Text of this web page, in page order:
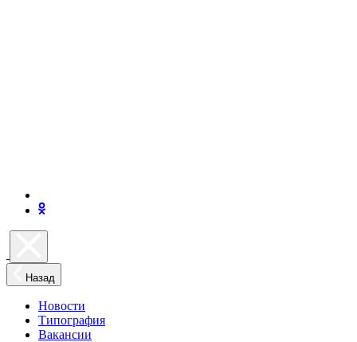
Назад
Новости
Типография
Вакансии